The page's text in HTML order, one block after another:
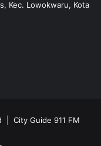
Kec. Lowokwaru, Kota
| City Guide 911 FM